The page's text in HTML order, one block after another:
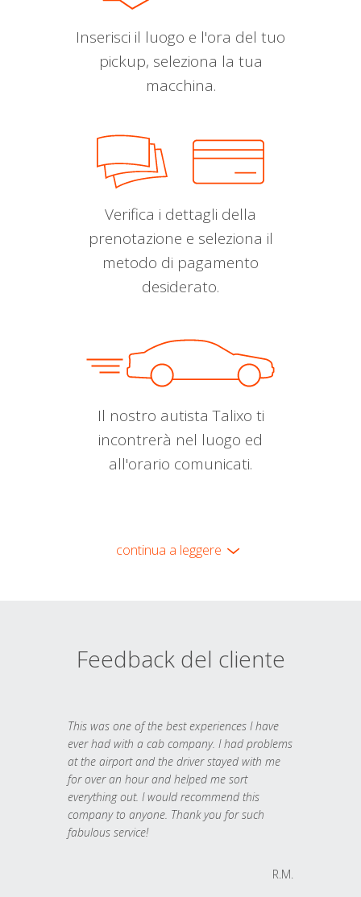
Inserisci il luogo e l'ora del tuo
pickup, seleziona la tua
macchina.
Verifica i dettagli della
prenotazione e seleziona il
metodo di pagamento
desiderato.
Il nostro autista Talixo ti
incontrerà nel luogo ed
all'orario comunicati.
continua a leggere
Feedback del cliente
This was one of the best experiences I have
ever had with a cab company. I had problems
at the airport and the driver stayed with me
for over an hour and helped me sort
everything out. I would recommend this
company to anyone. Thank you for such
fabulous service!
R.M.